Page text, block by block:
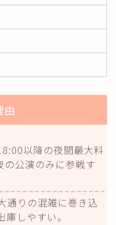
由
以降の夜間最大料
公演のみに参戦す
通りの混雑に巻き込
しやすい。